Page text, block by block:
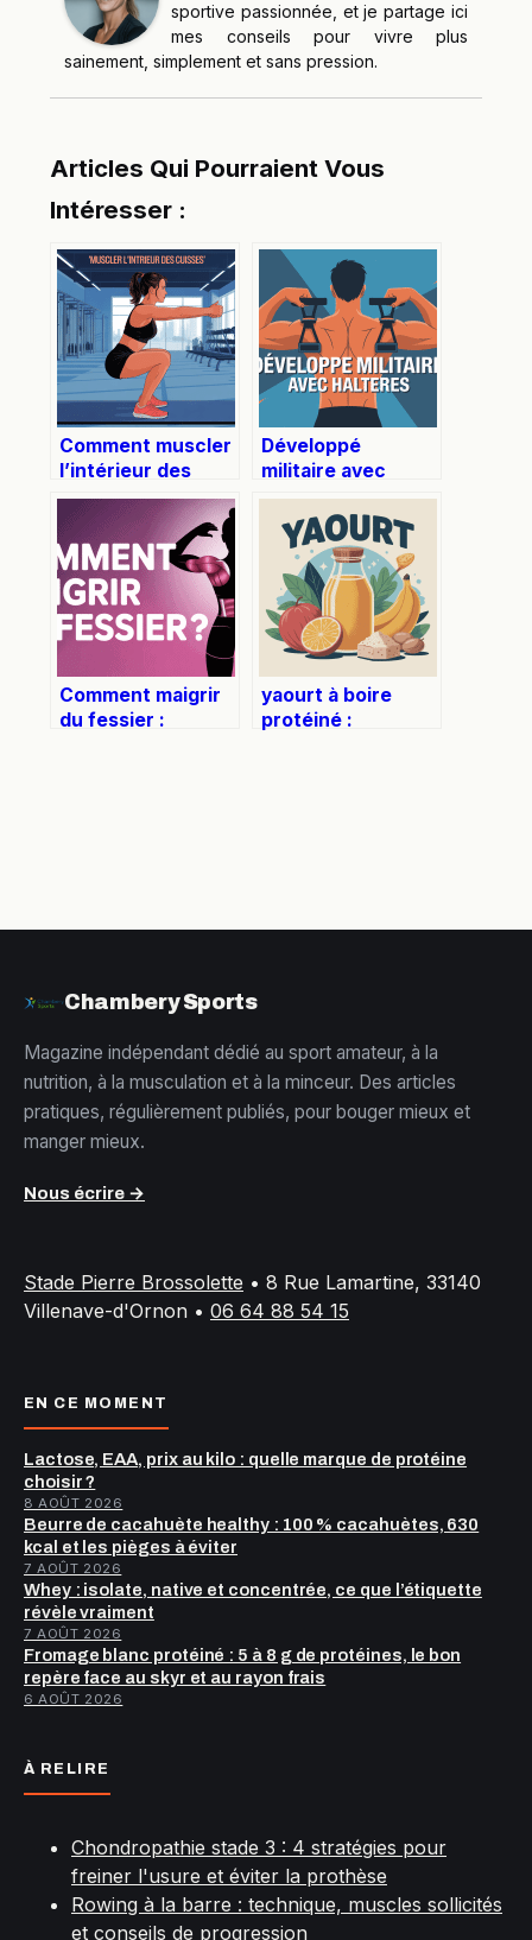
sportive passionnée, et je partage ici
mes conseils pour vivre plus
sainement, simplement et sans pression.
Articles Qui Pourraient Vous
Intéresser :
Comment muscler
l’intérieur des
cuisses
efficacement et
durablement
Développé
militaire avec
haltères : guide
pratique pour
renforcer vos
épaules
Comment maigrir
du fessier :
yaourt à boire
protéiné :
Chambery Sports
Magazine indépendant dédié au sport amateur, à la
nutrition, à la musculation et à la minceur. Des articles
pratiques, régulièrement publiés, pour bouger mieux et
manger mieux.
Nous écrire →
Stade Pierre Brossolette • 8 Rue Lamartine, 33140
Villenave-d'Ornon • 06 64 88 54 15
EN CE MOMENT
Lactose, EAA, prix au kilo : quelle marque de protéine
choisir ?
8 AOÛT 2026
Beurre de cacahuète healthy : 100 % cacahuètes, 630
kcal et les pièges à éviter
7 AOÛT 2026
Whey : isolate, native et concentrée, ce que l’étiquette
révèle vraiment
7 AOÛT 2026
Fromage blanc protéiné : 5 à 8 g de protéines, le bon
repère face au skyr et au rayon frais
6 AOÛT 2026
À RELIRE
Chondropathie stade 3 : 4 stratégies pour
freiner l'usure et éviter la prothèse
Rowing à la barre : technique, muscles sollicités
et conseils de progression